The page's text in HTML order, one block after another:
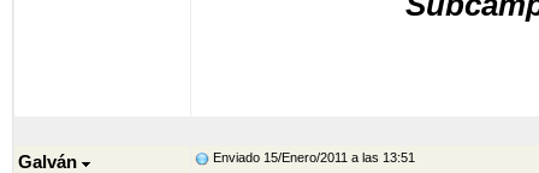
Galván Enviado 15/Enero/2011 a las 13:51